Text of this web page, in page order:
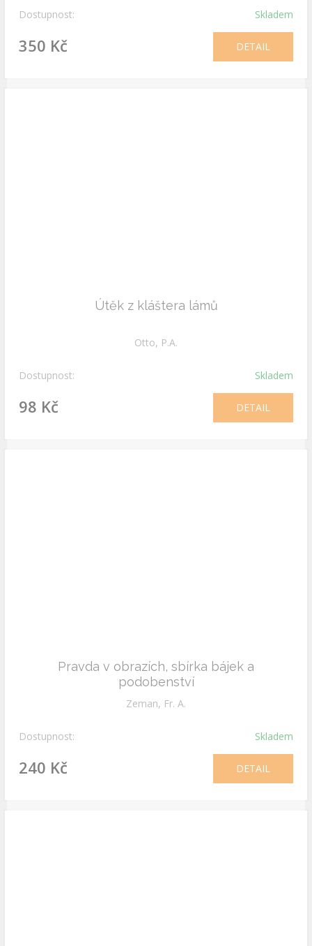
Dostupnost: Skladem
350 Kč DETAIL
Útěk z kláštera lámů
Otto, P.A.
Dostupnost: Skladem
98 Kč DETAIL
Pravda v obrazích, sbírka bájek a
podobenství
Zeman, Fr. A.
Dostupnost: Skladem
240 Kč DETAIL